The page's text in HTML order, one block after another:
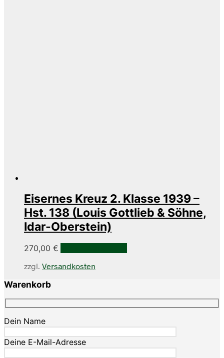
Eisernes Kreuz 2. Klasse 1939 –
Hst. 138 (Louis Gottlieb & Söhne,
Idar-Oberstein)
270,00 €
zzgl. Versandkosten
Warenkorb
Dein Name
Deine E-Mail-Adresse